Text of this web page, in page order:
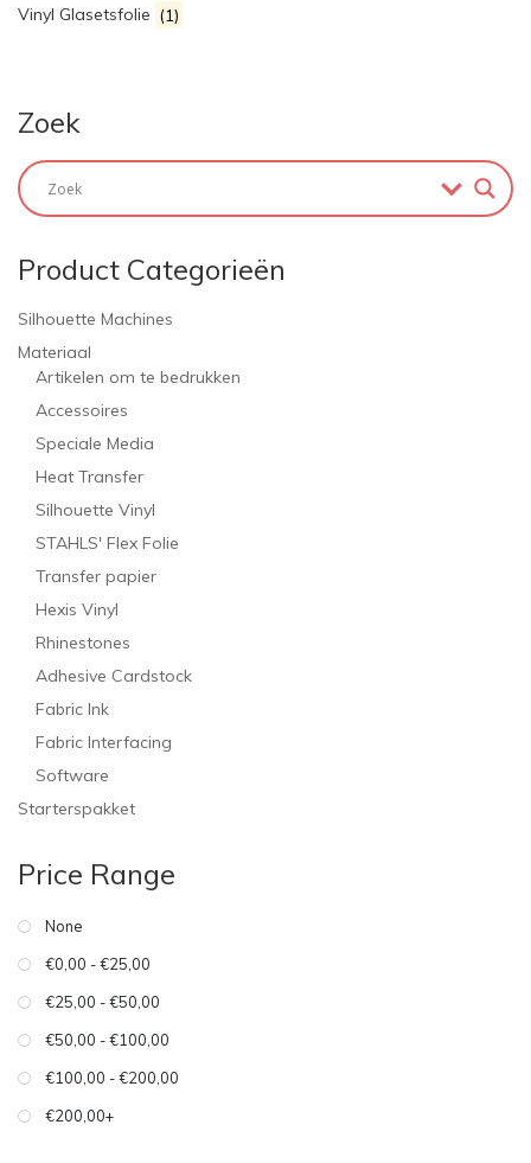
Vinyl Glasetsfolie (1)
Zoek
Product Categorieën
Silhouette Machines
Materiaal
Artikelen om te bedrukken
Accessoires
Speciale Media
Heat Transfer
Silhouette Vinyl
STAHLS' Flex Folie
Transfer papier
Hexis Vinyl
Rhinestones
Adhesive Cardstock
Fabric Ink
Fabric Interfacing
Software
Starterspakket
Price Range
None
€0,00 - €25,00
€25,00 - €50,00
€50,00 - €100,00
€100,00 - €200,00
€200,00+